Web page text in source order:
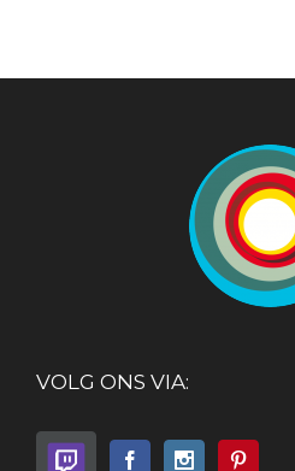
VOLG ONS VIA: